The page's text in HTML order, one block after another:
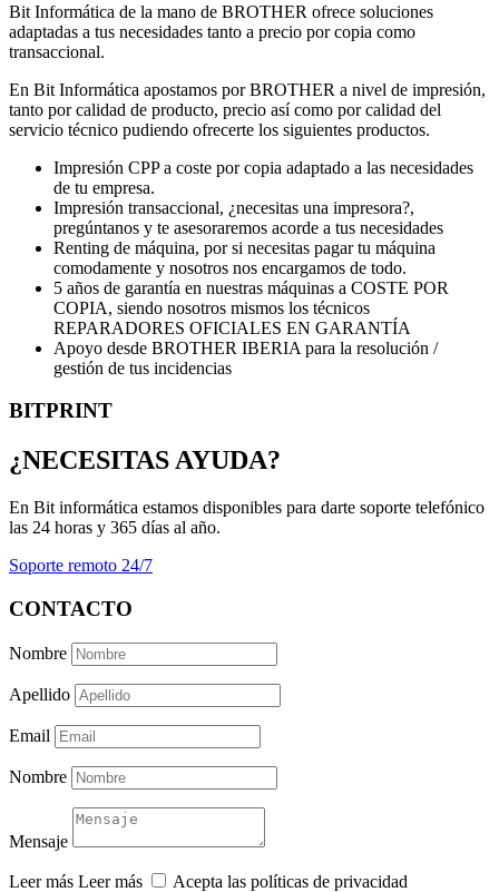
Bit Informática de la mano de BROTHER ofrece soluciones
adaptadas a tus necesidades tanto a precio por copia como
transaccional.
En Bit Informática apostamos por BROTHER a nivel de impresión,
tanto por calidad de producto, precio así como por calidad del
servicio técnico pudiendo ofrecerte los siguientes productos.
Impresión CPP a coste por copia adaptado a las necesidades
de tu empresa.
Impresión transaccional, ¿necesitas una impresora?,
pregúntanos y te asesoraremos acorde a tus necesidades
Renting de máquina, por si necesitas pagar tu máquina
comodamente y nosotros nos encargamos de todo.
5 años de garantía en nuestras máquinas a COSTE POR
COPIA, siendo nosotros mismos los técnicos
REPARADORES OFICIALES EN GARANTÍA
Apoyo desde BROTHER IBERIA para la resolución /
gestión de tus incidencias
BITPRINT
¿NECESITAS AYUDA?
En Bit informática estamos disponibles para darte soporte telefónico
las 24 horas y 365 días al año.
Soporte remoto 24/7
CONTACTO
Nombre
Apellido
Email
Nombre
Mensaje
Leer más Leer más Acepta las políticas de privacidad